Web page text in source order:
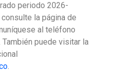
periodo 2026-
la página de
al teléfono
puede visitar la
.